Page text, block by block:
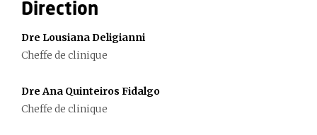
Direction
Dre Lousiana Deligianni
Cheffe de clinique
Dre Ana Quinteiros Fidalgo
Cheffe de clinique